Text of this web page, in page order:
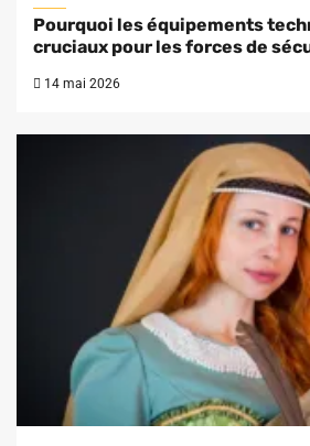
Pourquoi les équipements
cruciaux pour les forces de
14 mai 2026